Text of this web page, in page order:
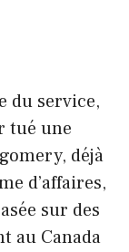
du service,
tué une
déjà
d’affaires,
sur des
au Canada